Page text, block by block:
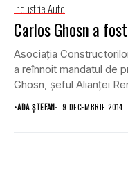
Industrie Auto
Carlos Ghosn a
Asociaţia
a reînnoit mandatul de
Ghosn, şeful Alianţei
•ADA ȘTEFAN 9 DECEMBRIE 2014